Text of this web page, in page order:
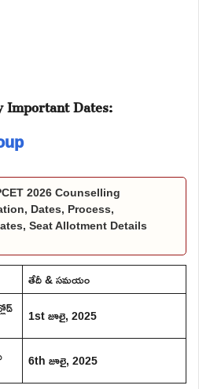
Important Dates:
2026 Counselling
Dates, Process,
Seat Allotment Details
తేదీ & సమయం
1st జూలై, 2025
6th జూలై, 2025